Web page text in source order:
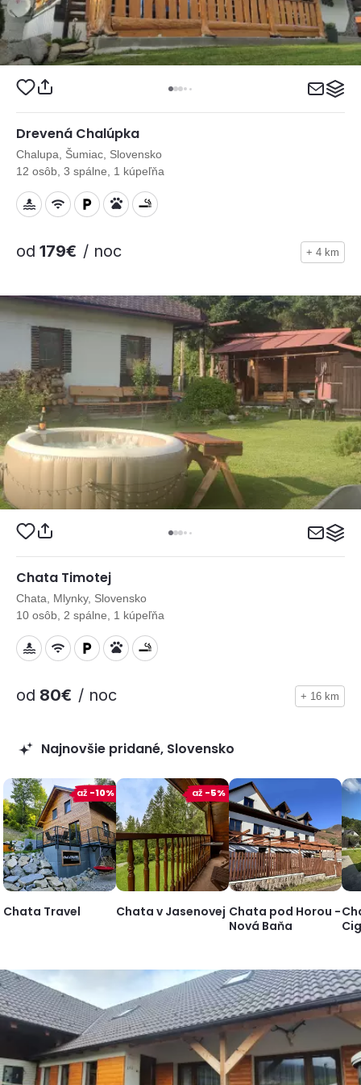
Drevená Chalúpka
Chalupa, Šumiac, Slovensko
12 osôb, 3 spálne, 1 kúpeľňa
od 179€ / noc + 4 km
Chata Timotej
Chata, Mlynky, Slovensko
10 osôb, 2 spálne, 1 kúpeľňa
od 80€ / noc + 16 km
Najnovšie pridané, Slovensko
Chata Travel
až -10%
Chata v Jasenovej
až -5%
Chata pod Horou -
Nová Baňa